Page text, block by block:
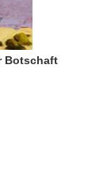
Botschaft